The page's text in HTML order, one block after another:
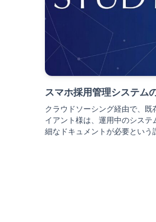
スマホ採用管理システム
クラウドソーシング経由で、
イアント様は、運用中のシス
細なドキュメントが必要とい